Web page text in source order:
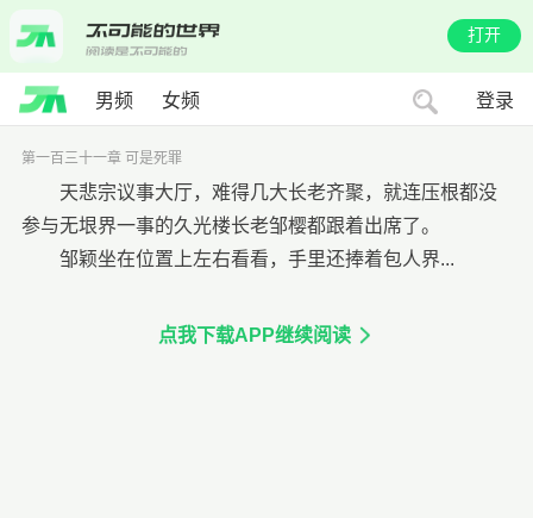
打开
男频 女频 登录
第一百三十一章 可是死罪
天悲宗议事大厅，难得几大长老齐聚，就连压根都没
参与无垠界一事的久光楼长老邹樱都跟着出席了。
邹颖坐在位置上左右看看，手里还捧着包人界...
点我下载APP继续阅读